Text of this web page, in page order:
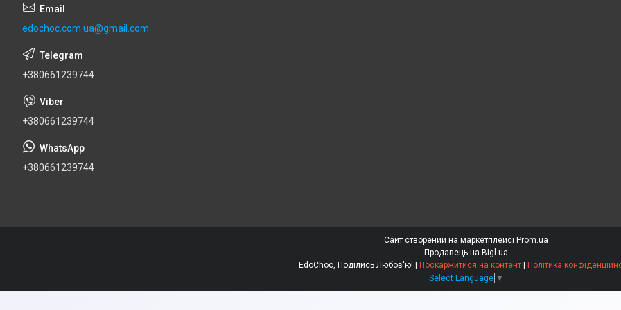
edochoc.com.ua@gmail.com
+380661239744
+380661239744
+380661239744
Сайт створений на маркетплейсі Prom.ua
Продавець на Bigl.ua
EdoСhoc, Поділись Любов'ю! | Поскаржитися на контент | Політика
Select Language ▼